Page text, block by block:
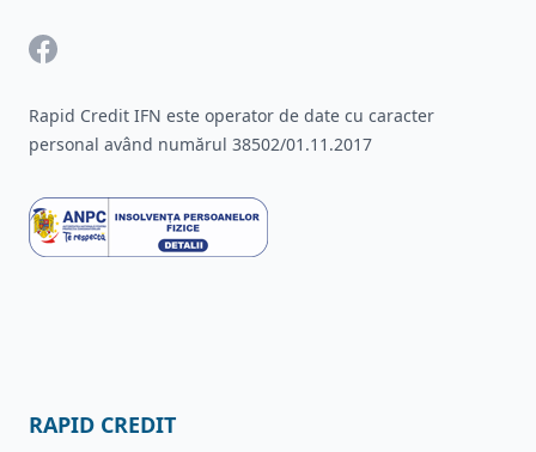
Facebook
Rapid Credit IFN este operator de date cu caracter
personal având numărul 38502/01.11.2017
RAPID CREDIT